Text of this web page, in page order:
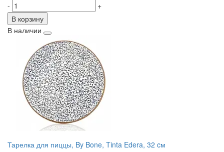
-
+
В корзину
В наличии
Тарелка для пиццы, By Bone, Tinta Edera, 32 cм